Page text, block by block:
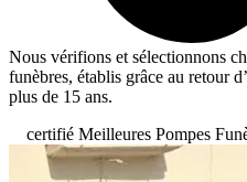
Nous vérifions et sélectionnons
funèbres, établis grâce au retour
plus de 15 ans.
certifié Meilleures Pompes